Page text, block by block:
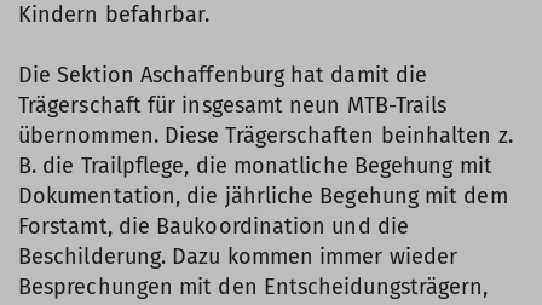
Kindern befahrbar.
Die Sektion Aschaffenburg hat damit die
Trägerschaft für insgesamt neun MTB-Trails
übernommen. Diese Trägerschaften beinhalten z.
B. die Trailpflege, die monatliche Begehung mit
Dokumentation, die jährliche Begehung mit dem
Forstamt, die Baukoordination und die
Beschilderung. Dazu kommen immer wieder
Besprechungen mit den Entscheidungsträgern,